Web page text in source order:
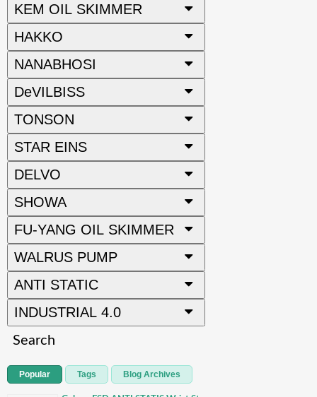
KEM OIL SKIMMER
HAKKO
NANABHOSI
DeVILBISS
TONSON
STAR EINS
DELVO
SHOWA
FU-YANG OIL SKIMMER
WALRUS PUMP
ANTI STATIC
INDUSTRIAL 4.0
Search
Popular Tags Blog Archives